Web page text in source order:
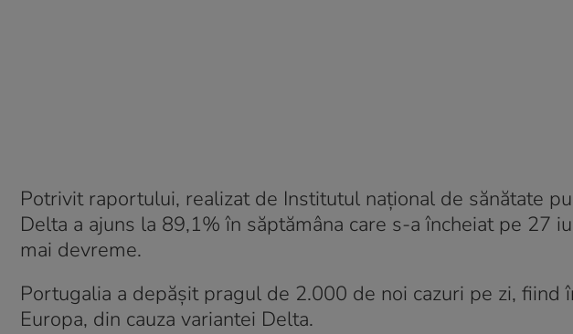
Potrivit raportului, realizat de Institutul național de sănătate
Delta a ajuns la 89,1% în săptămâna care s-a încheiat pe 27
mai devreme.
Portugalia a depășit pragul de 2.000 de noi cazuri pe zi,
Europa, din cauza variantei Delta.